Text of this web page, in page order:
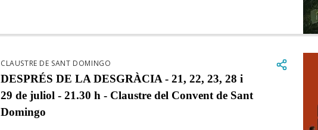
CLAUSTRE DE SANT DOMINGO
DESPRÉS DE LA DESGRÀCIA - 21, 22, 23, 28 i
29 de juliol - 21.30 h - Claustre del Convent de Sant
Domingo